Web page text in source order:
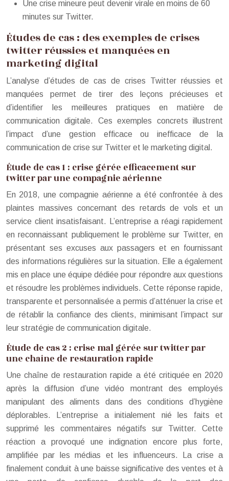
Une crise mineure peut devenir virale en moins de 60
minutes sur Twitter.
Études de cas : des exemples de crises
twitter réussies et manquées en
marketing digital
L’analyse d’études de cas de crises Twitter réussies et
manquées permet de tirer des leçons précieuses et
d’identifier les meilleures pratiques en matière de
communication digitale. Ces exemples concrets illustrent
l’impact d’une gestion efficace ou inefficace de la
communication de crise sur Twitter et le marketing digital.
Étude de cas 1 : crise gérée efficacement sur
twitter par une compagnie aérienne
En 2018, une compagnie aérienne a été confrontée à des
plaintes massives concernant des retards de vols et un
service client insatisfaisant. L’entreprise a réagi rapidement
en reconnaissant publiquement le problème sur Twitter, en
présentant ses excuses aux passagers et en fournissant
des informations régulières sur la situation. Elle a également
mis en place une équipe dédiée pour répondre aux questions
et résoudre les problèmes individuels. Cette réponse rapide,
transparente et personnalisée a permis d’atténuer la crise et
de rétablir la confiance des clients, minimisant l’impact sur
leur stratégie de communication digitale.
Étude de cas 2 : crise mal gérée sur twitter par
une chaîne de restauration rapide
Une chaîne de restauration rapide a été critiquée en 2020
après la diffusion d’une vidéo montrant des employés
manipulant des aliments dans des conditions d’hygiène
déplorables. L’entreprise a initialement nié les faits et
supprimé les commentaires négatifs sur Twitter. Cette
réaction a provoqué une indignation encore plus forte,
amplifiée par les médias et les influenceurs. La crise a
finalement conduit à une baisse significative des ventes et à